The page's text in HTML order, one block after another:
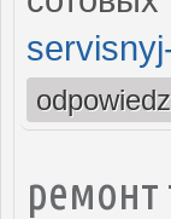
odpowiedz
ремонт